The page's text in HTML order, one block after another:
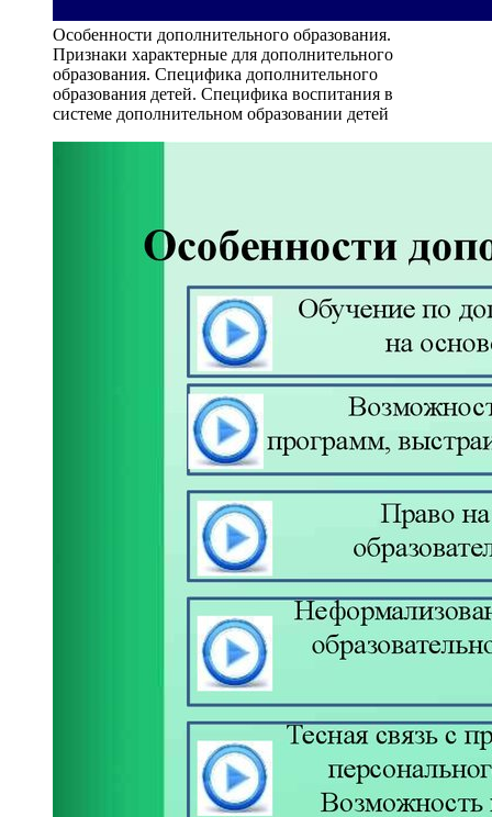
Особенности дополнительного образования.
Признаки характерные для дополнительного
образования. Специфика дополнительного
образования детей. Специфика воспитания в
системе дополнительном образовании детей